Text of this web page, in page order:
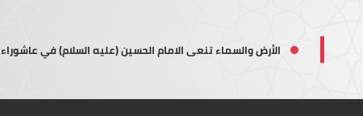
الأرض والسماء تنعى الامام الحسين (عليه السلام) في عاشوراء